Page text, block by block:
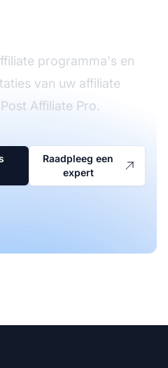
programma's en
van uw affiliate
Affiliate Pro.
Raadpleeg een
expert